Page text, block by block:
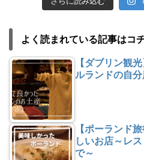
よく読まれている記事はコ
【ダブリン観
ルランドの自分
【ポーランド
しいお店～レ
で～